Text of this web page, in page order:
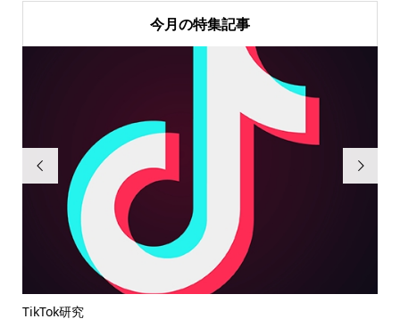
今月の特集記事

TikTok研究
